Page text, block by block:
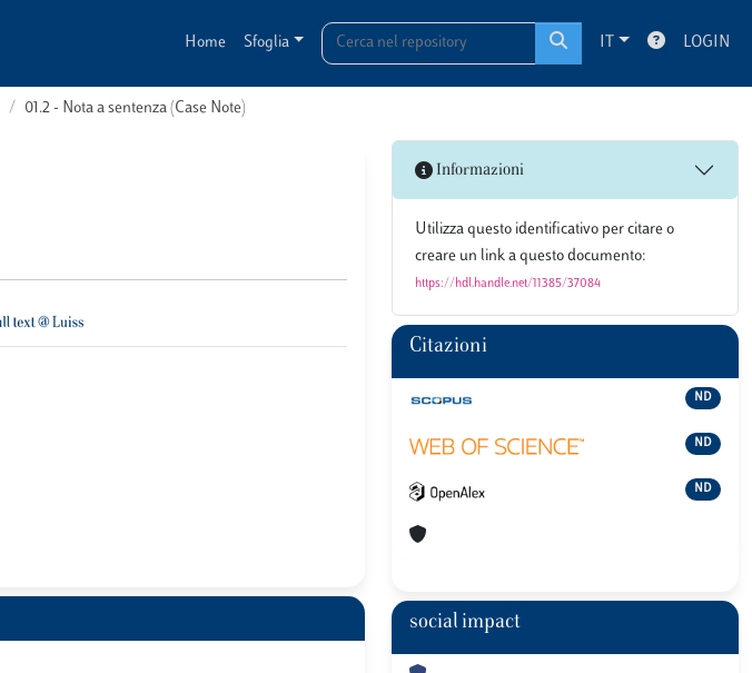
Home Sfoglia IT LOGIN
01.2 - Nota a sentenza (Case Note)
Informazioni
Utilizza questo identificativo per citare o
creare un link a questo documento:
https://hdl.handle.net/11385/37084
Citazioni
ND
ND
ND
social impact